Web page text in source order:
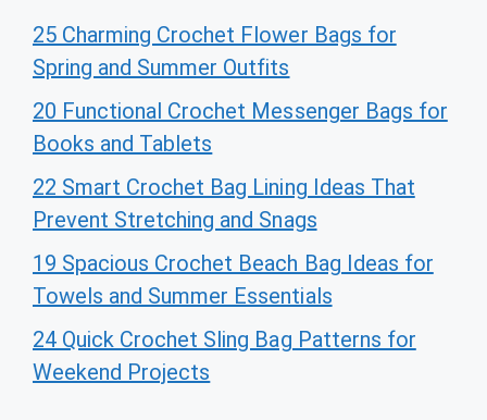
25 Charming Crochet Flower Bags for
Spring and Summer Outfits
20 Functional Crochet Messenger Bags for
Books and Tablets
22 Smart Crochet Bag Lining Ideas That
Prevent Stretching and Snags
19 Spacious Crochet Beach Bag Ideas for
Towels and Summer Essentials
24 Quick Crochet Sling Bag Patterns for
Weekend Projects